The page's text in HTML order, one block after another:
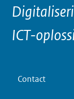
ICT-
Contact